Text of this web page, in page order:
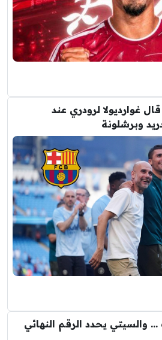
غوارديولا لرودري عند
وبرشلونة
يحدد الرقم النهائي